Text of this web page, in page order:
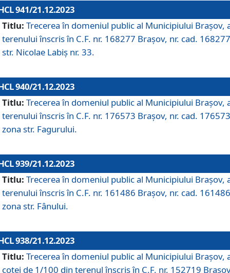
941/21.12.2023
Titlu: Trecerea în domeniul public al Municipiului Braşov,
terenului înscris în C.F. nr. 168277 Brașov, nr. cad.
str. Nicolae Labiș nr. 33.
940/21.12.2023
Titlu: Trecerea în domeniul public al Municipiului Braşov,
terenului înscris în C.F. nr. 176573 Brașov, nr. cad.
zona str. Fagurului.
939/21.12.2023
Titlu: Trecerea în domeniul public al Municipiului Braşov,
terenului înscris în C.F. nr. 161486 Brașov, nr. cad.
zona str. Fânului.
938/21.12.2023
Titlu: Trecerea în domeniul public al Municipiului Braşov,
cotei de 1/100 din terenul înscris în C.F. nr. 152719